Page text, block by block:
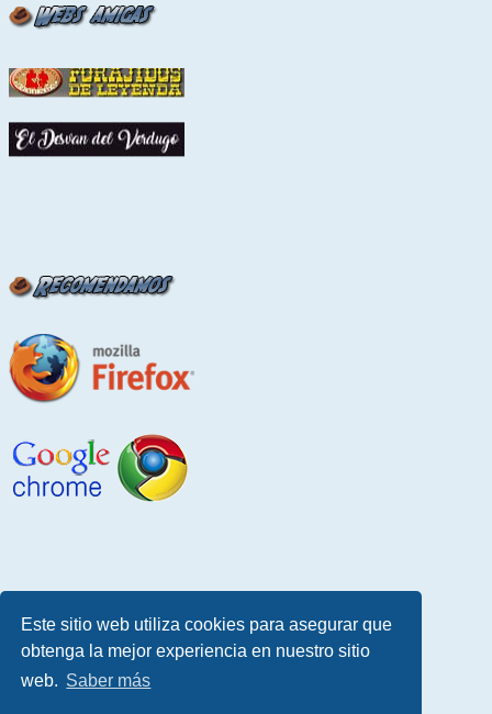
Este sitio web utiliza cookies para asegurar que
obtenga la mejor experiencia en nuestro sitio
web. Saber más